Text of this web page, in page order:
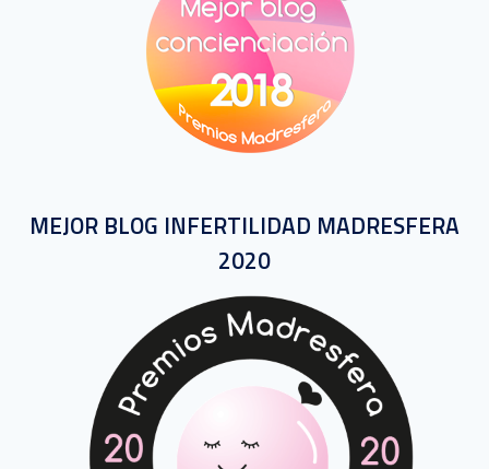
MEJOR BLOG INFERTILIDAD MADRESFERA
2020